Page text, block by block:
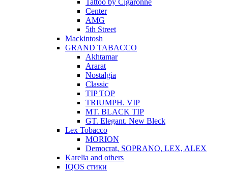
Tattoo by Cigaronne
Center
AMG
5th Street
Mackintosh
GRAND TABACCO
Akhtamar
Ararat
Nostalgia
Classic
TIP TOP
TRIUMPH. VIP
MT. BLACK TIP
GT. Elegant. New Bleck
Lex Tobacco
MORION
Democrat, SOPRANO, LEX, ALEX
Karelia and others
IQOS стики